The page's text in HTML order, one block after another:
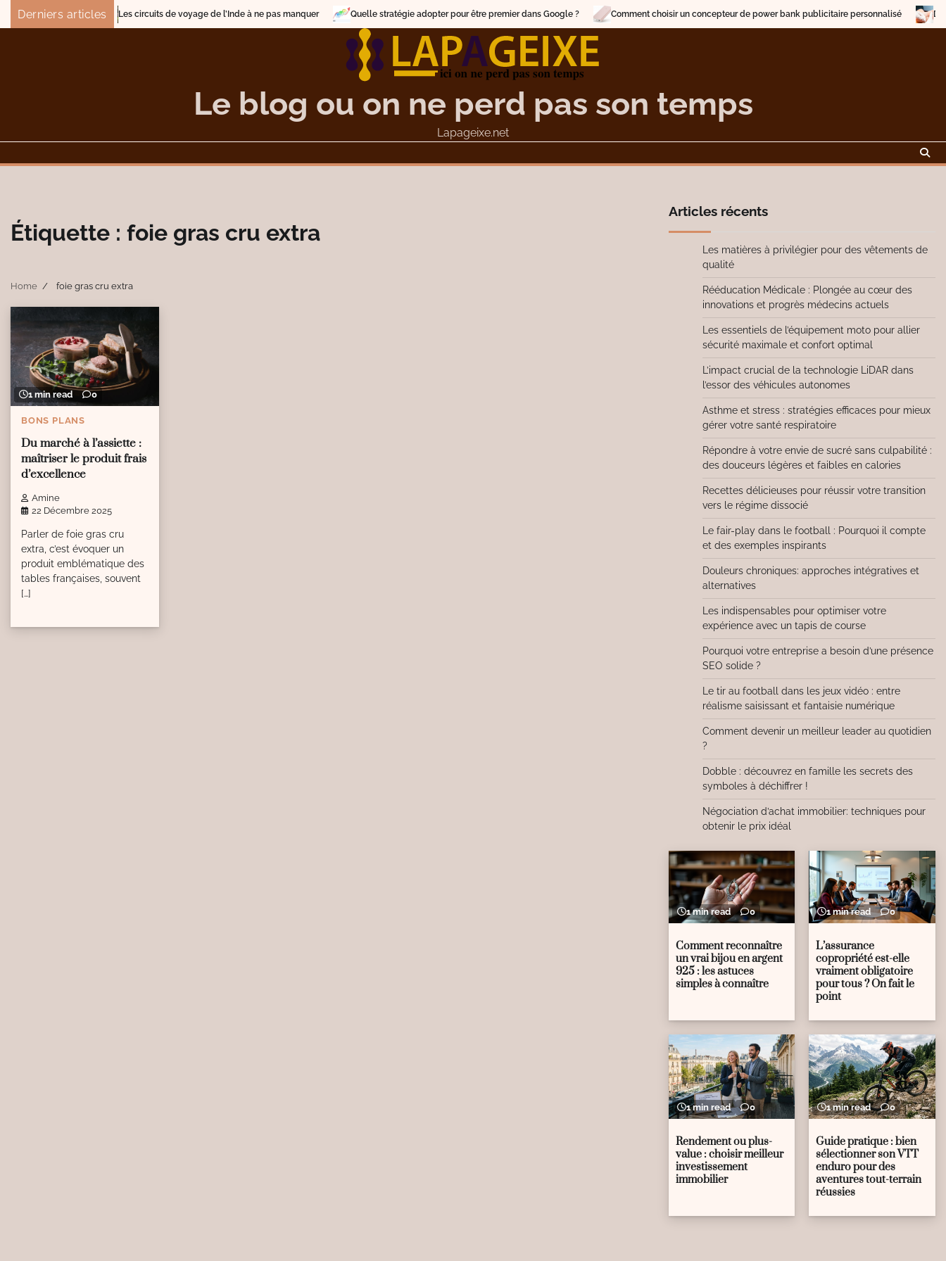
SkipDerniers articlesLes circuits de voyage de l’Inde à ne pas manquer Quelle stratégie adopter pour être premier dans Google ? Comment choisir un concepteur de power bank publicitaire personnalisé
Le blog ou on ne perd pas son temps
Lapageixe.net
Étiquette : foie gras cru extra
Home foie gras cru extra
1 min read 0
BONS PLANS
Du marché à l’assiette :
maîtriser le produit frais
d’excellence
Amine
22 Décembre 2025
Parler de foie gras cru
extra, c’est évoquer un
produit emblématique des
tables françaises, souvent
[…]
Articles récents
Les matières à privilégier pour des vêtements de
qualité
Rééducation Médicale : Plongée au cœur des
innovations et progrès médecins actuels
Les essentiels de l’équipement moto pour allier
sécurité maximale et confort optimal
L’impact crucial de la technologie LiDAR dans
l’essor des véhicules autonomes
Asthme et stress : stratégies efficaces pour mieux
gérer votre santé respiratoire
Répondre à votre envie de sucré sans culpabilité :
des douceurs légères et faibles en calories
Recettes délicieuses pour réussir votre transition
vers le régime dissocié
Le fair-play dans le football : Pourquoi il compte
et des exemples inspirants
Douleurs chroniques: approches intégratives et
alternatives
Les indispensables pour optimiser votre
expérience avec un tapis de course
Pourquoi votre entreprise a besoin d’une présence
SEO solide ?
Le tir au football dans les jeux vidéo : entre
réalisme saisissant et fantaisie numérique
Comment devenir un meilleur leader au quotidien
?
Dobble : découvrez en famille les secrets des
symboles à déchiffrer !
Négociation d’achat immobilier: techniques pour
obtenir le prix idéal
1 min read 0
Comment reconnaître
un vrai bijou en argent
925 : les astuces
simples à connaître
1 min read 0
L’assurance
copropriété est-elle
vraiment obligatoire
pour tous ? On fait le
point
1 min read 0
Rendement ou plus-
value : choisir meilleur
investissement
immobilier
1 min read 0
Guide pratique : bien
sélectionner son VTT
enduro pour des
aventures tout-terrain
réussies